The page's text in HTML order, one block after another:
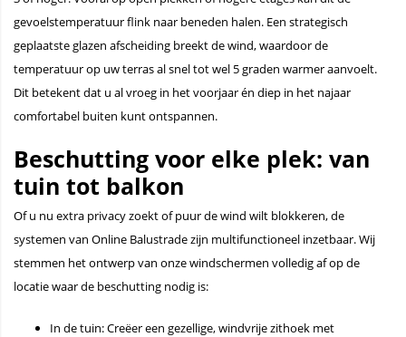
gevoelstemperatuur flink naar beneden halen. Een strategisch
geplaatste glazen afscheiding breekt de wind, waardoor de
temperatuur op uw terras al snel tot wel 5 graden warmer aanvoelt.
Dit betekent dat u al vroeg in het voorjaar én diep in het najaar
comfortabel buiten kunt ontspannen.
Beschutting voor elke plek: van
tuin tot balkon
Of u nu extra privacy zoekt of puur de wind wilt blokkeren, de
systemen van Online Balustrade zijn multifunctioneel inzetbaar. Wij
stemmen het ontwerp van onze windschermen volledig af op de
locatie waar de beschutting nodig is:
In de tuin: Creëer een gezellige, windvrije zithoek met